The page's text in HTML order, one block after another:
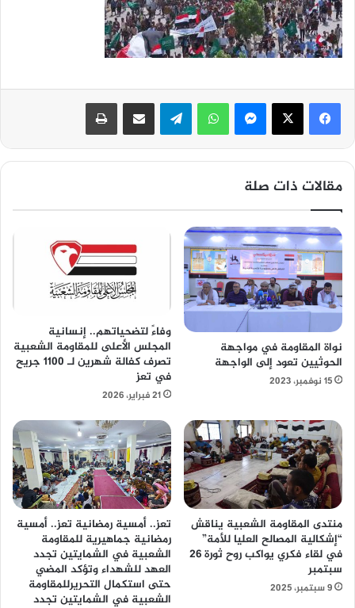
ماسنجر واتساب تيلقرام مشاركة عبر البريد طباعة
مقالات ذات صلة
نواة المقاومة في مواجهة
الحوثيين تعود إلى الواجهة
15 نوفمبر، 2023
وفاءً لتضحياتهم.. إنسانية
المجلس الأعلى للمقاومة الشعبية
تصرف كفالة شهرين لـ 1100 جريح
في تعز
21 فبراير، 2026
منتدى المقاومة الشعبية يناقش
“إشكالية المصالح العليا للأمة”
في لقاء فكري يواكب روح ثورة 26
سبتمبر
9 سبتمبر، 2025
تعز.. أمسية رمضانية تعز.. أمسية
رمضانية جماهيرية للمقاومة
الشعبية في الشمايتين تجدد
العهد للشهداء وتؤكد المضي
حتى استكمال التحريرللمقاومة
الشعبية في الشمايتين تجدد